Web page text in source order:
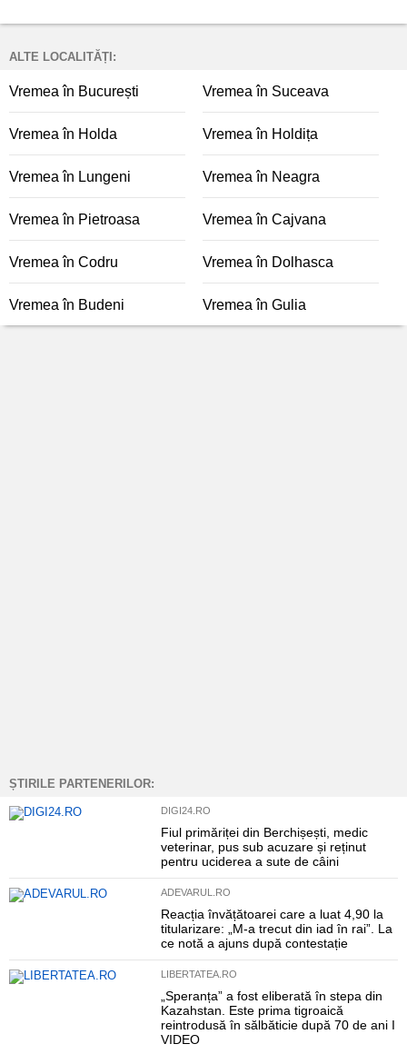
ALTE LOCALITĂȚI:
Vremea în București Vremea în Suceava
Vremea în Holda Vremea în Holdița
Vremea în Lungeni Vremea în Neagra
Vremea în Pietroasa Vremea în Cajvana
Vremea în Codru Vremea în Dolhasca
Vremea în Budeni Vremea în Gulia
ȘTIRILE PARTENERILOR:
DIGI24.RO
Fiul primăriței din Berchișești, medic
veterinar, pus sub acuzare și reținut
pentru uciderea a sute de câini
ADEVARUL.RO
Reacția învățătoarei care a luat 4,90 la
titularizare: „M-a trecut din iad în rai”. La
ce notă a ajuns după contestație
LIBERTATEA.RO
„Speranța” a fost eliberată în stepa din
Kazahstan. Este prima tigroaică
reintrodusă în sălbăticie după 70 de ani I
VIDEO